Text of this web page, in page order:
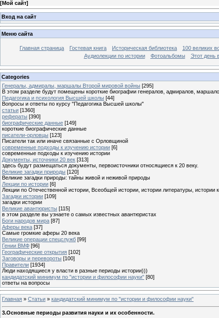
[Мой сайт]
Вход на сайт
Меню сайта
Главная страница Гостевая книга Историческая библиотека
100 великих
Аудиолекции по истории
Фотоальбомы Этот день
Categories
Генералы, адмиралы, маршалы Второй мировой войны [295]
В этом разделе будут помещены короткие биографии генералов, адмиралов,
Педагогика и психология Высшей школы [44]
Вопросы и ответы по курсу "Педагогика Высшей школы"
статьи [1360]
рефераты [390]
биографические данные [149]
короткие биографические данные
писатели-орловцы [123]
Писатели так или иначе связанные с Орловщиной
современные подходы к изучению истории [6]
современные подходы к изучению истории
Документы, источники 20 век [313]
здесь будут размещаться документы, первоисточники относящиеся к 20 веку.
Великие загадки природы [120]
Великие загадки природы: тайны живой и неживой природы
Лекции по истории [6]
Лекции по Отечественной истории, Всеобщей истории, истории литературы, истории
Загадки истории [109]
загадки истории
Великие авантюристы [115]
в этом разделе вы узнаете о самых известных авантюристах
Боги народов мира [87]
Аферы века [37]
Самые громкие аферы 20 века
Великие операции спецслужб [99]
Гении ВМФ [96]
Географические открытия [102]
Заговоры и перевороты [100]
Правители [1934]
Люди находящиеся у власти в разные периоды истории)))
кандидатский минимум по "истории и философии науки" [80]
ответы на вопросы
Главная » Статьи » кандидатский минимум по "истории и философии науки"
3.Основные периоды развития науки и их особенности.